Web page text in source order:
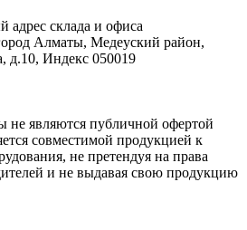
адрес склада и офиса
Алматы, Медеуский район,
д.10, Индекс 050019
не являются публичной офертой
совместимой продукцией к
не претендуя на права
и не выдавая свою продукцию